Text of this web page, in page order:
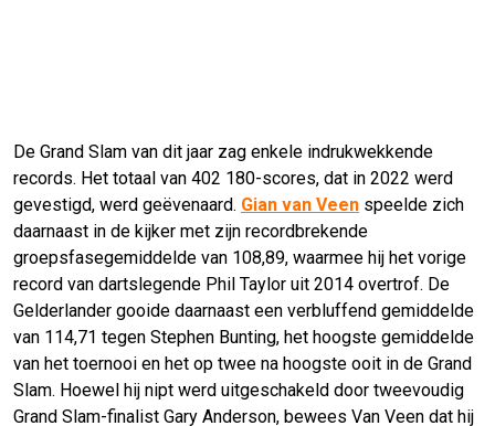
De Grand Slam van dit jaar zag enkele indrukwekkende
records. Het totaal van 402 180-scores, dat in 2022 werd
gevestigd, werd geëvenaard. Gian van Veen speelde zich
daarnaast in de kijker met zijn recordbrekende
groepsfasegemiddelde van 108,89, waarmee hij het vorige
record van dartslegende Phil Taylor uit 2014 overtrof. De
Gelderlander gooide daarnaast een verbluffend gemiddelde
van 114,71 tegen Stephen Bunting, het hoogste gemiddelde
van het toernooi en het op twee na hoogste ooit in de Grand
Slam. Hoewel hij nipt werd uitgeschakeld door tweevoudig
Grand Slam-finalist Gary Anderson, bewees Van Veen dat hij